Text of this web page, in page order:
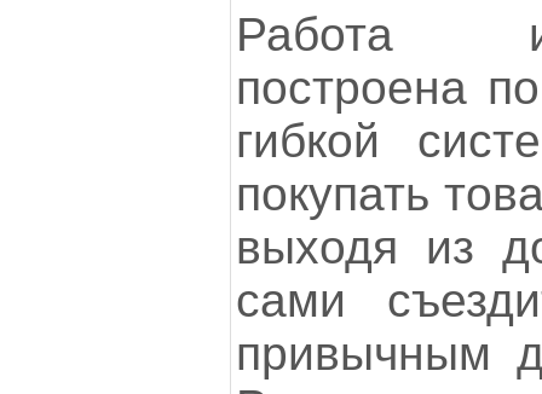
Работа
построена
гибкой
покупать
выходя из
сами
привычным